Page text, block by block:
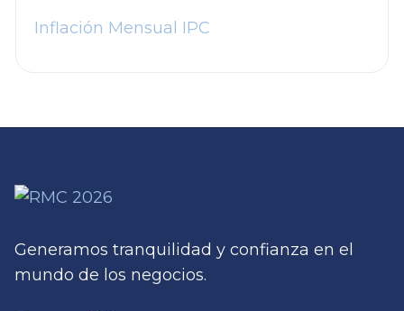
Inflación Mensual IPC
Generamos tranquilidad y confianza en el
mundo de los negocios.